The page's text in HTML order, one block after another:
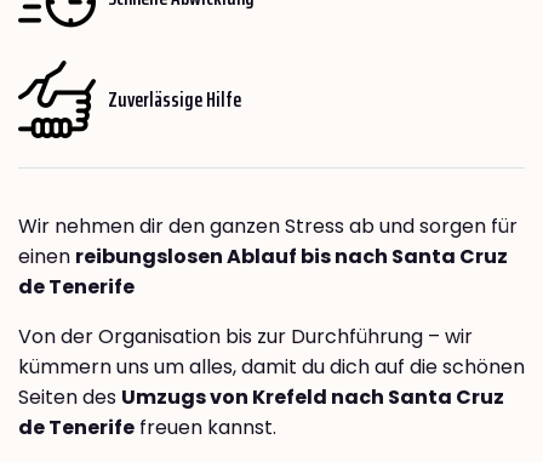
Zuverlässige Hilfe
Wir nehmen dir den ganzen Stress ab und sorgen für
einen reibungslosen Ablauf bis nach Santa Cruz
de Tenerife
Von der Organisation bis zur Durchführung – wir
kümmern uns um alles, damit du dich auf die schönen
Seiten des Umzugs von Krefeld nach Santa Cruz
de Tenerife freuen kannst.